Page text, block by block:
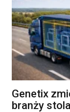
Genetix
branży